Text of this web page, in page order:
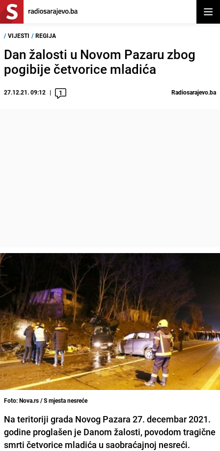
/ VIJESTI / REGIJA
Dan žalosti u Novom Pazaru zbog
pogibije četvorice mladića
27.12.21. 09:12 1 Radiosarajevo.ba
Foto: Nova.rs / S mjesta nesreće
Na teritoriji grada Novog Pazara 27. decembar 2021.
godine proglašen je Danom žalosti, povodom tragične
smrti četvorice mladića u saobraćajnoj nesreći.